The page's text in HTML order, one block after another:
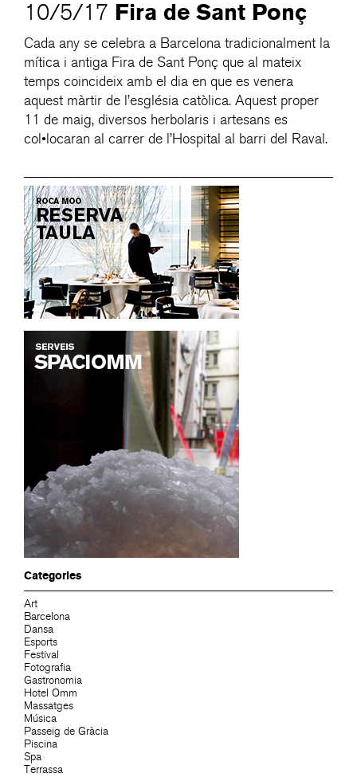
10/5/17 Fira de Sant Ponç
Cada any se celebra a Barcelona tradicionalment la
mítica i antiga Fira de Sant Ponç que al mateix
temps coincideix amb el dia en que es venera
aquest màrtir de l’església catòlica. Aquest proper
11 de maig, diversos herbolaris i artesans es
col•locaran al carrer de l’Hospital al barri del Raval.
Categories
Art
Barcelona
Dansa
Esports
Festival
Fotografia
Gastronomia
Hotel Omm
Massatges
Música
Passeig de Gràcia
Piscina
Spa
Terrassa